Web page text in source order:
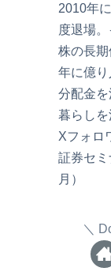
2010年
度退場
株の長
年に億り
分配金
暮らしを
Xフォロ
証券セ
月）